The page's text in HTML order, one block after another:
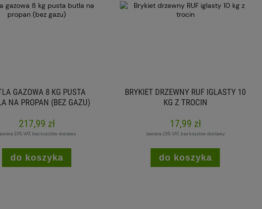
GAZOWA 8 KG PUSTA
NA PROPAN (BEZ GAZU)
217,99 zł
23% VAT, bez kosztów dostawy
do koszyka
BRYKIET DRZEWNY RUF IGLASTY 10
KG Z TROCIN
17,99 zł
zawiera 23% VAT, bez kosztów dostawy
do koszyka